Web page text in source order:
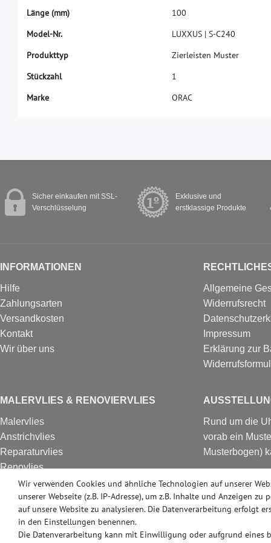
Länge (mm) 100
Model-Nr. LUXXUS | S-C240
Produkttyp Zierleisten Muster
Stückzahl
1
Marke ORAC
Sicher einkaufen mit SSL-
Verschlüsselung
Exklusive und
erstklassige Produkte
INFORMATIONEN
Hilfe
Zahlungsarten
Versandkosten
Kontakt
Wir über uns
Allgemeine
Widerrufsrecht
Impressum
Erklärung zur
MALERVLIES & RENOVIERVLIES
Malervlies
Anstrichvlies
Reparaturvlies
Renovlies
Renoviervlies
HomeVlies
Glattvlies
Glattes Vlies
Rund um die
vorab ein
Musterbogen)
in Erkrath bei
Produkte ab
Wir verwenden Cookies und ähnliche Technologien auf unserer
unserer Webseite (z.B. IP-Adresse), um z.B. Inhalte und Anzeigen
auf unsere Website zu analysieren. Die Datenverarbeitung erfolgt
in den Einstellungen benennen.
Die Datenverarbeitung kann mit Einwilligung oder aufgrund eines